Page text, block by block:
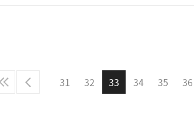
31 32 33 34 35 36